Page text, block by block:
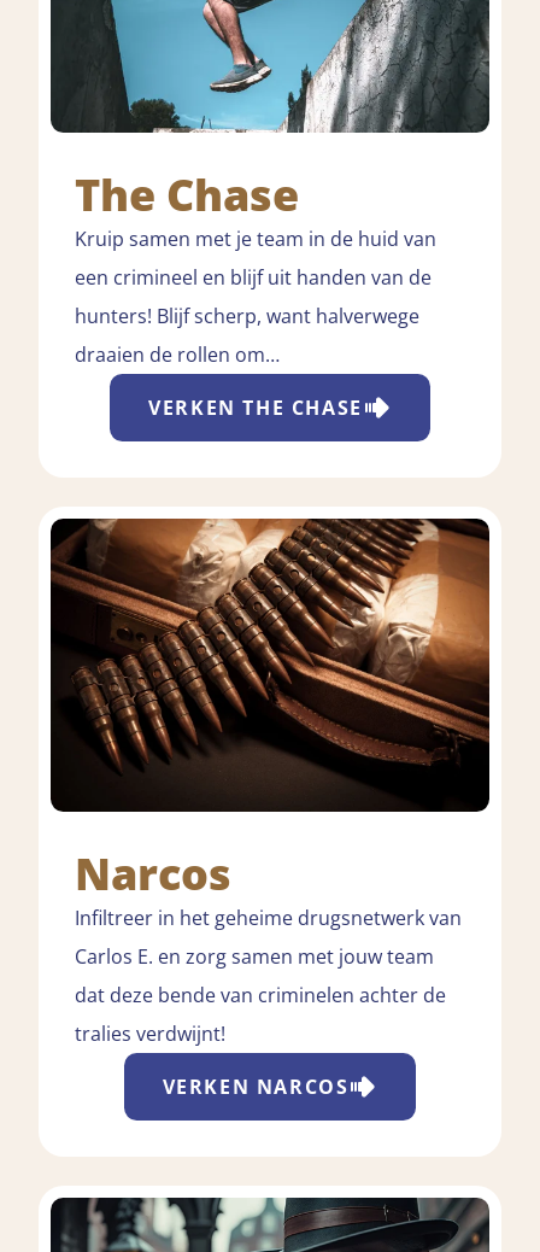
The Chase
Kruip samen met je team in de huid van
een crimineel en blijf uit handen van de
hunters! Blijf scherp, want halverwege
draaien de rollen om…
VERKENTHE CHASE
Narcos
Infiltreer in het geheime drugsnetwerk van
Carlos E. en zorg samen met jouw team
dat deze bende van criminelen achter de
tralies verdwijnt!
VERKEN NARCOS